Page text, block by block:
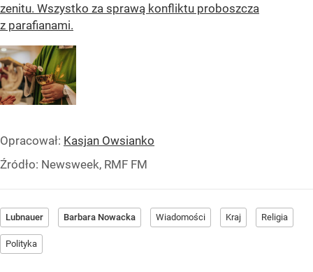
zenitu. Wszystko za sprawą konfliktu proboszcza
z parafianami.
Opracował: Kasjan Owsianko
Źródło: Newsweek, RMF FM
Lubnauer Barbara Nowacka Wiadomości Kraj Religia
Polityka